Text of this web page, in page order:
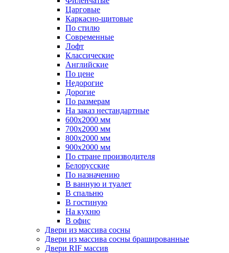
Царговые
Каркасно-щитовые
По стилю
Современные
Лофт
Классические
Английские
По цене
Недорогие
Дорогие
По размерам
На заказ нестандартные
600х2000 мм
700х2000 мм
800х2000 мм
900х2000 мм
По стране производителя
Белорусские
По назначению
В ванную и туалет
В спальню
В гостиную
На кухню
В офис
Двери из массива сосны
Двери из массива сосны брашированные
Двери RIF массив